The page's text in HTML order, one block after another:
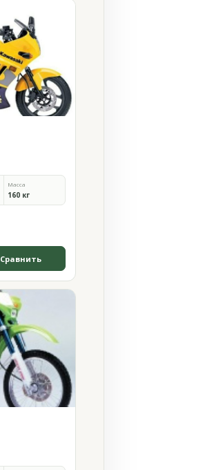
Масса
160 кг
Сравнить